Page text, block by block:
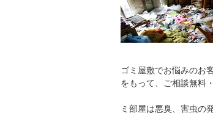
ゴミ屋敷でお悩みのお
をもって、ご相談無料
ミ部屋は悪臭、害虫の